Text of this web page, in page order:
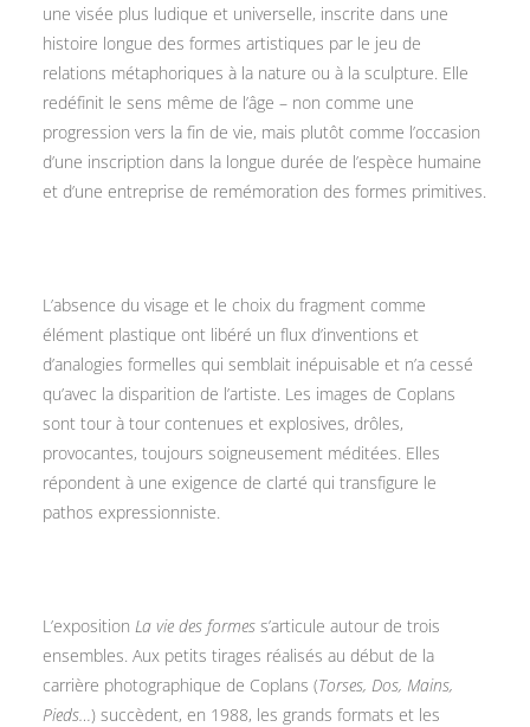
une visée plus ludique et universelle, inscrite dans une
histoire longue des formes artistiques par le jeu de
relations métaphoriques à la nature ou à la sculpture. Elle
redéfinit le sens même de l’âge – non comme une
progression vers la fin de vie, mais plutôt comme l’occasion
d’une inscription dans la longue durée de l’espèce humaine
et d’une entreprise de remémoration des formes primitives.
L’absence du visage et le choix du fragment comme
élément plastique ont libéré un flux d’inventions et
d’analogies formelles qui semblait inépuisable et n’a cessé
qu’avec la disparition de l’artiste. Les images de Coplans
sont tour à tour contenues et explosives, drôles,
provocantes, toujours soigneusement méditées. Elles
répondent à une exigence de clarté qui transfigure le
pathos expressionniste.
L’exposition La vie des formes s’articule autour de trois
ensembles. Aux petits tirages réalisés au début de la
carrière photographique de Coplans (Torses, Dos, Mains,
Pieds… ) succèdent, en 1988, les grands formats et les